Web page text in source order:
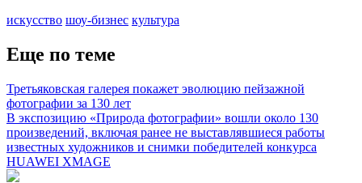
искусство шоу-бизнес культура
Еще по теме
Третьяковская галерея покажет эволюцию пейзажной
фотографии за 130 лет
В экспозицию «Природа фотографии» вошли около 130
произведений, включая ранее не выставлявшиеся работы
известных художников и снимки победителей конкурса
HUAWEI XMAGE